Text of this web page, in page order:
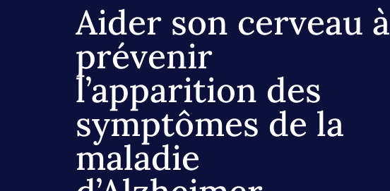
Aider son cerveau à
prévenir
l’apparition des
symptômes de la
maladie